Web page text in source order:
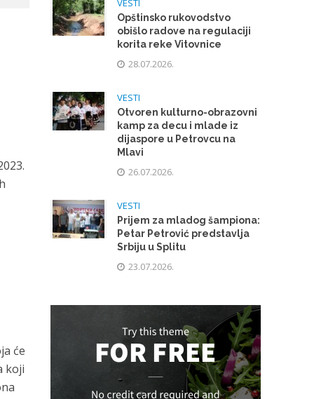
će
koji
VESTI
Opštinsko rukovodstvo
obišlo radove na regulaciji
korita reke Vitovnice
28.07.2026.
VESTI
Otvoren kulturno-obrazovni
kamp za decu i mlade iz
dijaspore u Petrovcu na
Mlavi
26.07.2026.
VESTI
Prijem za mladog šampiona:
Petar Petrović predstavlja
Srbiju u Splitu
23.07.2026.